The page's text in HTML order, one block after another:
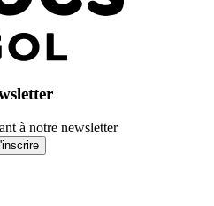
à notre newsletter